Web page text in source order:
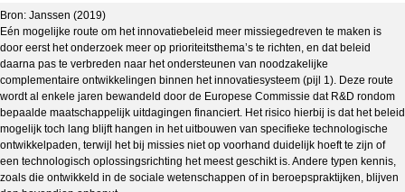
Bron: Janssen (2019)
Eén mogelijke route om het innovatiebeleid meer missiegedreven te maken is
door eerst het onderzoek meer op prioriteitsthema’s te richten, en dat beleid
daarna pas te verbreden naar het ondersteunen van noodzakelijke
complementaire ontwikkelingen binnen het innovatiesysteem (pijl 1). Deze route
wordt al enkele jaren bewandeld door de Europese Commissie dat R&D rondom
bepaalde maatschappelijk uitdagingen financiert. Het risico hierbij is dat het beleid
mogelijk toch lang blijft hangen in het uitbouwen van specifieke technologische
ontwikkelpaden, terwijl het bij missies niet op voorhand duidelijk hoeft te zijn of
een technologisch oplossingsrichting het meest geschikt is. Andere typen kennis,
zoals die ontwikkeld in de sociale wetenschappen of in beroepspraktijken, blijven